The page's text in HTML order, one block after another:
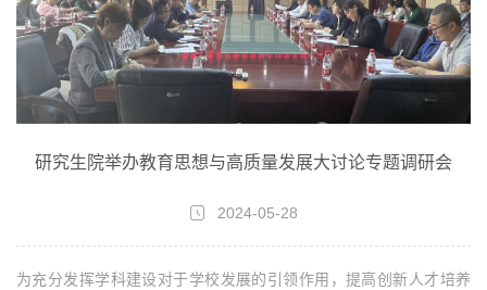
研究生院举办教育思想与高质量发展大讨论专题调研会
2024-05-28
为充分发挥学科建设对于学校发展的引领作用，提高创新人才培养